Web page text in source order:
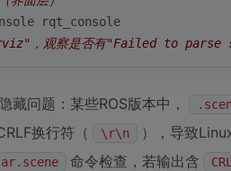
rqt_console
，观察是否有"Failed to parse
藏问题：某些ROS版本中，
换行符（ \r\n ），导致
命令检查，若输出含